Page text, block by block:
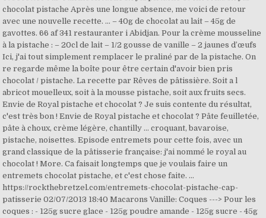
chocolat pistache Après une longue absence, me voici de retour
avec une nouvelle recette. ... – 40g de chocolat au lait – 45g de
gavottes. 66 af 341 restauranter i Abidjan. Pour la crème mousseline
à la pistache : – 20cl de lait – 1/2 gousse de vanille – 2 jaunes d’œufs
Ici, j'ai tout simplement remplacer le praliné par de la pistache. On
re regarde même la boîte pour être certain d'avoir bien pris
chocolat / pistache. La recette par Rêves de pâtissière. Soit a l
abricot mouelleux, soit à la mousse pistache, soit aux fruits secs.
Envie de Royal pistache et chocolat ? Je suis contente du résultat,
c'est très bon ! Envie de Royal pistache et chocolat ? Pâte feuilletée,
pâte à choux, crème légère, chantilly ... croquant, bavaroise,
pistache, noisettes. Episode entremets pour cette fois, avec un
grand classique de la pâtisserie française: j'ai nommé le royal au
chocolat ! More. Ca faisait longtemps que je voulais faire un
entremets chocolat pistache, et c'est chose faite. …
https://rockthebretzel.com/entremets-chocolat-pistache-cap-
patisserie 02/07/2013 18:40 Macarons Vanille: Coques ---> Pour les
coques : - 125g sucre glace - 125g poudre amande - 125g sucre - 45g